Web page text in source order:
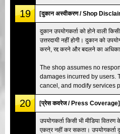
19 [दुकान अस्वीकरण / Shop
दुकान उपयोगकर्ता को होने वाली
उत्तरदायी नहीं होगी। दुकान को
करने, रद्द करने और बदलने का
The shop assumes no
damages incurred by users.
cancel, and modify services
20 [प्रेस कवरेज / Press Coverage]
उपयोगकर्ता किसी भी मीडिया
एकत्र नहीं कर सकता। उपयोगकर्ता